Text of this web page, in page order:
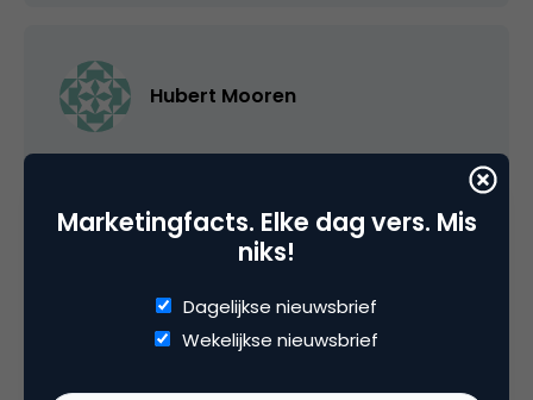
Hubert Mooren
precies zoals je zegt; deze hebben eigenlijk al
Voor de sites die al langer aan de gebruiker
dachten, verandert er weinig.
Marketingfacts. Elke dag vers. Mis
niks!
Dagelijkse nieuwsbrief
Wekelijkse nieuwsbrief